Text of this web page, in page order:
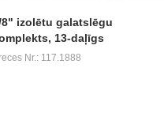
8" izolētu galatslēgu
13-daļīgs
Nr.: 117.1888